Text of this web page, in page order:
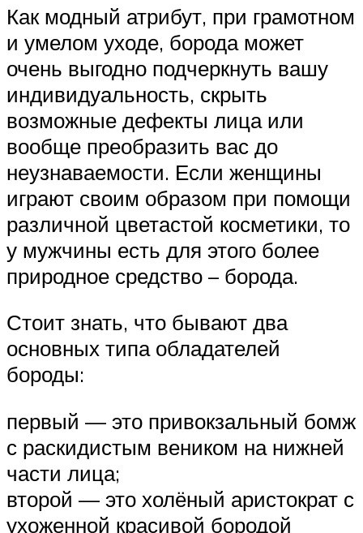
Как модный атрибут, при грамотном
и умелом уходе, борода может
очень выгодно подчеркнуть вашу
индивидуальность, скрыть
возможные дефекты лица или
вообще преобразить вас до
неузнаваемости. Если женщины
играют своим образом при помощи
различной цветастой косметики, то
у мужчины есть для этого более
природное средство – борода.
Стоит знать, что бывают два
основных типа обладателей
бороды:
первый — это привокзальный бомж
с раскидистым веником на нижней
части лица;
второй — это холёный аристократ с
ухоженной красивой бородой